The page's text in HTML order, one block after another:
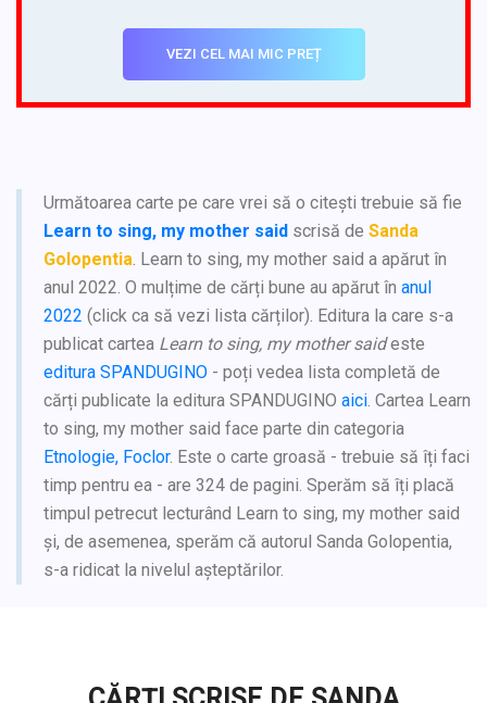
VEZI CEL MAI MIC PREȚ
Următoarea carte pe care vrei să o citești trebuie să fie
Learn to sing, my mother said scrisă de Sanda
Golopentia . Learn to sing, my mother said a apărut în
anul 2022. O mulțime de cărți bune au apărut în anul
2022 (click ca să vezi lista cărților). Editura la care s-a
publicat cartea Learn to sing, my mother saideste
editura SPANDUGINO - poți vedea lista completă de
cărți publicate la editura SPANDUGINO aici . Cartea Learn
to sing, my mother said face parte din categoria
Etnologie, Foclor. Este o carte groasă - trebuie să îți faci
timp pentru ea - are 324 de pagini. Sperăm să îți placă
timpul petrecut lecturând Learn to sing, my mother said
și, de asemenea, sperăm că autorul Sanda Golopentia,
s-a ridicat la nivelul așteptărilor.